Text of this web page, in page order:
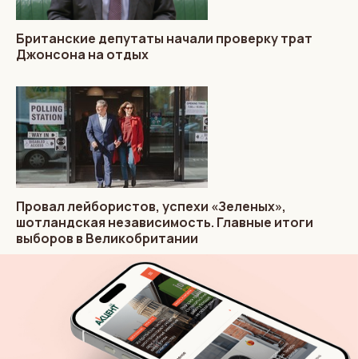
Британские депутаты начали проверку трат
Джонсона на отдых
Провал лейбористов, успехи «Зеленых»,
шотландская независимость. Главные итоги
выборов в Великобритании